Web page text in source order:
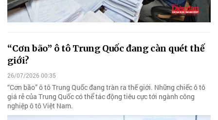
“Cơn bão” ô tô Trung Quốc đang càn quét thế
giới?
26/07/2026 00:35
“Cơn bão” ô tô Trung Quốc đang tràn ra thế giới. Những chiếc ô tô
giá rẻ của Trung Quốc có thể tác động tiêu cực tới ngành công
nghiệp ô tô Việt Nam.